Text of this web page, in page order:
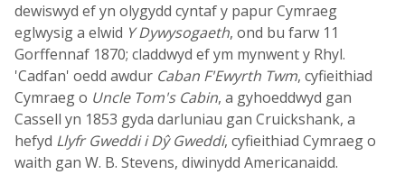
dewiswyd ef yn olygydd cyntaf y papur Cymraeg
eglwysig a elwid Y Dywysogaeth, ond bu farw 11
Gorffennaf 1870; claddwyd ef ym mynwent y Rhyl.
'Cadfan' oedd awdur Caban F'Ewyrth Twm, cyfieithiad
Cymraeg o Uncle Tom's Cabin, a gyhoeddwyd gan
Cassell yn 1853 gyda darluniau gan Cruickshank, a
hefyd Llyfr Gweddi i Dŷ Gweddi, cyfieithiad Cymraeg o
waith gan W. B. Stevens, diwinydd Americanaidd.